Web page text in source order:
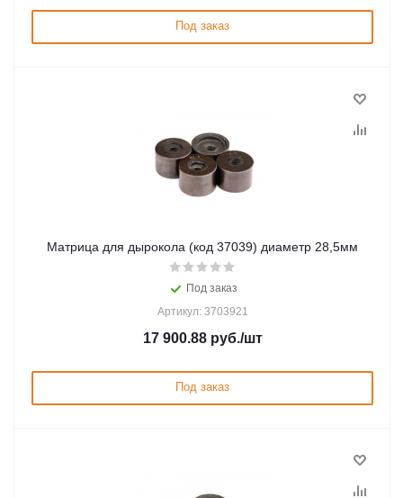
Под заказ
Матрица для дырокола (код 37039) диаметр 28,5мм
Под заказ
Артикул: 3703921
17 900.88руб./шт
Под заказ